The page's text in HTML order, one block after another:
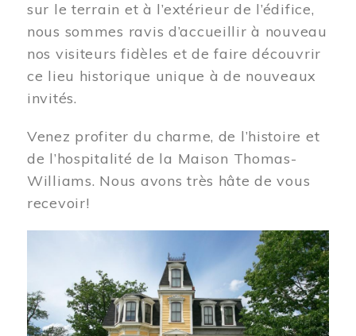
sur le terrain et à l’extérieur de l’édifice,
nous sommes ravis d’accueillir à nouveau
nos visiteurs fidèles et de faire découvrir
ce lieu historique unique à de nouveaux
invités.
Venez profiter du charme, de l’histoire et
de l’hospitalité de la Maison Thomas-
Williams. Nous avons très hâte de vous
recevoir!